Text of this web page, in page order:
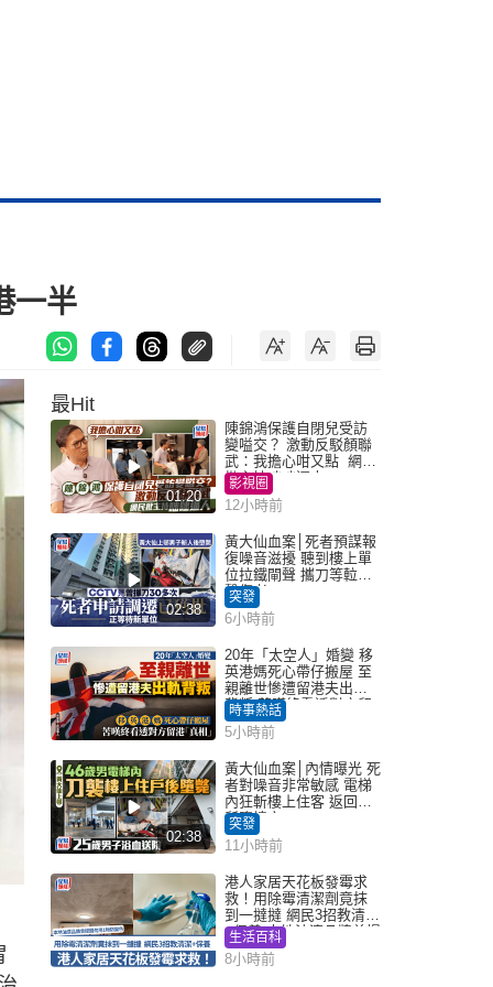
一半
最Hit
01:20
陳錦鴻保護自閉兒受訪
變嗌交？ 激動反駁顏聯
武：我擔心咁又點 網民
批主持咄咄逼人
影視圈
12小時前
02:38
黃大仙血案│死者預謀報
復噪音滋擾 聽到樓上單
位拉鐵閘聲 攜刀等𨋢伏
擊傷者
突發
6小時前
20年「太空人」婚變 移
英港媽死心帶仔搬屋 至
親離世慘遭留港夫出軌
背叛 苦嘆終看透對方留
港「真相」｜Juicy叮
時事熱話
5小時前
02:38
黃大仙血案│內情曝光 死
者對噪音非常敏感 電梯
內狂斬樓上住客 返回住
所墮樓亡
突發
11小時前
港人家居天花板發霉求
救！用除霉清潔劑竟抹
到一撻撻 網民3招教清潔
+保養 本地油漆品牌曾提
醒勿用1物防變色
生活百科
8小時前